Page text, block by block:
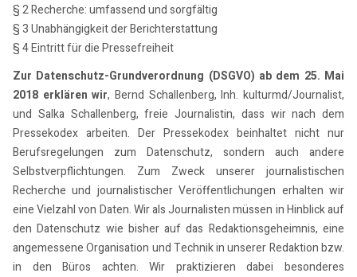
§ 2 Recherche: umfassend und sorgfältig
§ 3 Unabhängigkeit der Berichterstattung
§ 4 Eintritt für die Pressefreiheit
Zur Datenschutz-Grundverordnung (DSGVO) ab dem 25. Mai
2018 erklären wir, Bernd Schallenberg, Inh. kulturmd/Journalist,
und Salka Schallenberg, freie Journalistin, dass wir nach dem
Pressekodex arbeiten. Der Pressekodex beinhaltet nicht nur
Berufsregelungen zum Datenschutz, sondern auch andere
Selbstverpflichtungen. Zum Zweck unserer journalistischen
Recherche und journalistischer Veröffentlichungen erhalten wir
eine Vielzahl von Daten. Wir als Journalisten müssen in Hinblick auf
den Datenschutz wie bisher auf das Redaktionsgeheimnis, eine
angemessene Organisation und Technik in unserer Redaktion bzw.
in den Büros achten. Wir praktizieren dabei besonderes